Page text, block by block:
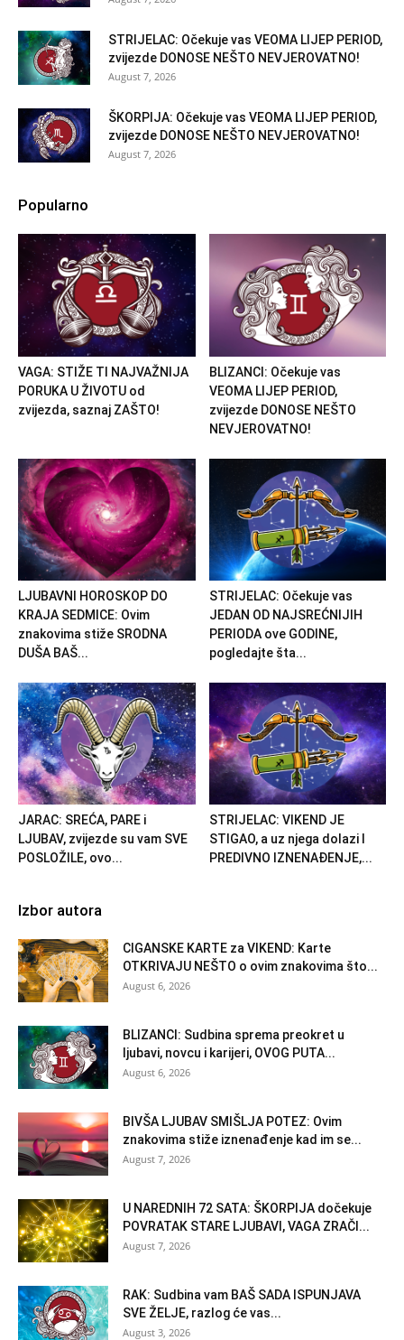
STRIJELAC: Očekuje vas VEOMA LIJEP PERIOD,
zvijezde DONOSE NEŠTO NEVJEROVATNO!
August 7, 2026
ŠKORPIJA: Očekuje vas VEOMA LIJEP PERIOD,
zvijezde DONOSE NEŠTO NEVJEROVATNO!
August 7, 2026
Popularno
VAGA: STIŽE TI NAJVAŽNIJA
PORUKA U ŽIVOTU od
zvijezda, saznaj ZAŠTO!
BLIZANCI: Očekuje vas
VEOMA LIJEP PERIOD,
zvijezde DONOSE NEŠTO
NEVJEROVATNO!
LJUBAVNI HOROSKOP DO
KRAJA SEDMICE: Ovim
znakovima stiže SRODNA
DUŠA BAŠ...
STRIJELAC: Očekuje vas
JEDAN OD NAJSREĆNIJIH
PERIODA ove GODINE,
pogledajte šta...
JARAC: SREĆA, PARE i
LJUBAV, zvijezde su vam SVE
POSLOŽILE, ovo...
STRIJELAC: VIKEND JE
STIGAO, a uz njega dolazi I
PREDIVNO IZNENAĐENJE,...
Izbor autora
CIGANSKE KARTE za VIKEND: Karte
OTKRIVAJU NEŠTO o ovim znakovima što...
August 6, 2026
BLIZANCI: Sudbina sprema preokret u
ljubavi, novcu i karijeri, OVOG PUTA...
August 6, 2026
BIVŠA LJUBAV SMIŠLJA POTEZ: Ovim
znakovima stiže iznenađenje kad im se...
August 7, 2026
U NAREDNIH 72 SATA: ŠKORPIJA dočekuje
POVRATAK STARE LJUBAVI, VAGA ZRAČI...
August 7, 2026
RAK: Sudbina vam BAŠ SADA ISPUNJAVA
SVE ŽELJE, razlog će vas...
August 3, 2026